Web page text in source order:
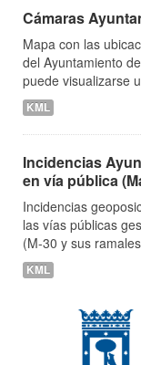
Cámaras
Mapa con las
del Ayuntamiento
puede visualizarse
KML
Incidencias
en vía pública
Incidencias
las vías públicas
(M-30 y sus
KML